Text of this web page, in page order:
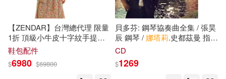
柯南‧道爾(41) 燦燦SUN(41)
（德）安妮·弗蘭克(41)
中國社會科學出版社(285)
北京理工大學出版社(283)
台灣東販(281)
【ZENDAR】台灣總代理 限量
1折 頂級小牛皮十字紋手提包
肩背包娜塔莉
示品 (25 杏色)
鞋包配件
$6980 $69800
貝多芬: 鋼琴協奏曲全集 / 張昊
辰 鋼琴 /娜塔莉.史都茲曼 指揮
/ 費城管弦樂團 (3SACD)
Concertos / Haochen Zhang
CD
$1269